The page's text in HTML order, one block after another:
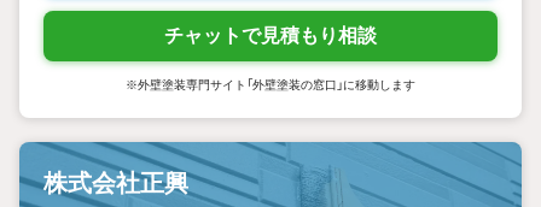
チャットで見積もり相談
※外壁塗装専門サイト「外壁塗装の窓口」に移動します
株式会社正興